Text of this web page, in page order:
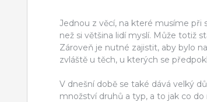
Jednou z věcí, na které musíme při
než si většina lidí myslí. Může totiž
Zároveň je nutné zajistit, aby bylo
zvláště u těch, u kterých se
V dnešní době se také dává velký
množství druhů a typ, a to jak co do